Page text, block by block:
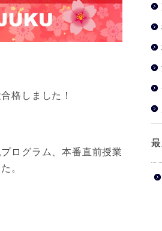
格しました！
ログラム、本番直前授業
。